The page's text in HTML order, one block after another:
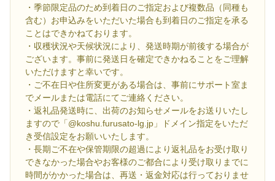
・季節限定品のため到着日のご指定および複数品（同種も
含む）お申込みをいただいた場合も到着日のご指定を承る
ことはできかねております。
・収穫状況や天候状況により、発送時期が前後する場合が
ございます。事前に発送日を確定できかねることをご理解
いただけますと幸いです。
・ご不在日や住所変更がある場合は、事前にサポート室ま
でメールまたは電話にてご連絡ください。
・返礼品発送時に、出荷のお知らせメールをお送りいたし
ますので「@koshu.furusato-lg.jp」ドメイン指定をいただ
き受信設定をお願いいたします。
・長期ご不在や保管期限の超過により返礼品をお受け取り
できなかった場合やお客様のご都合により受け取りまでに
時間がかかった場合は、再送・返金対応は行っておりませ